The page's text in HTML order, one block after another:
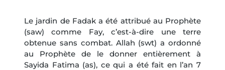
Le jardin de Fadak a été attribué au Prophète
(saw) comme Fay, c’est-à-dire une terre
obtenue sans combat. Allah (swt) a ordonné
au Prophète de le donner entièrement à
Sayida Fatima (as), ce qui a été fait en l’an 7